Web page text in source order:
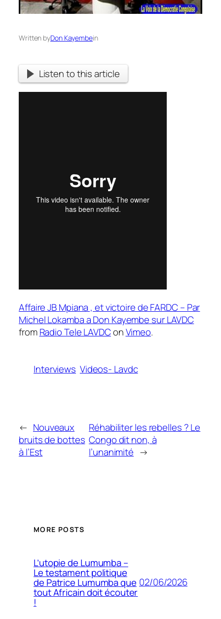
Written byDon Kayembein
Listen to this article
Affaire JB Mpiana , et victoire de FARDC – Par
Michel Lokamba a Don Kayembe sur LAVDC
fromRadio Tele LAVDConVimeo.
Interviews Videos- Lavdc
← Nouveaux
bruits de bottes
à l’Est
Réhabiliter les rebelles ? Le
Congo dit non, à
l’unanimité →
MORE POSTS
L’utopie de Lumumba –
Le testament politique
de Patrice Lumumba que
tout Africain doit écouter
!
02/06/2026